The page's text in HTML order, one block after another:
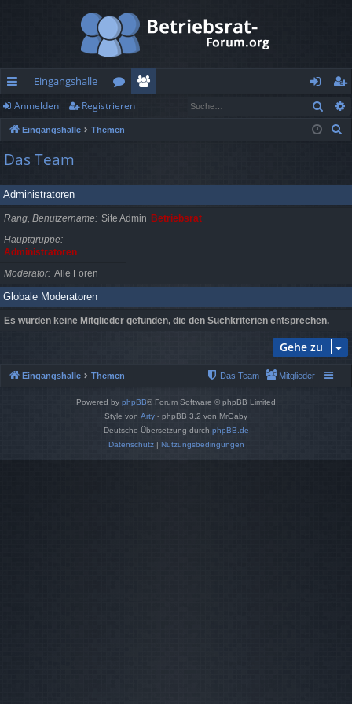
ch
ne
llz
ug
f
Eingangshalle
or
en
r
n
m
de
eg
ist
re
Anmelden Registrieren
Eingangshalle Themen
Das Team
Administratoren
Rang, Benutzername Site Admin Betriebsrat
Hauptgruppe
Administratoren
Moderator Alle Foren
Globale Moderatoren
Es wurden keine Mitglieder gefunden, die den Suchkriterien entsprechen.
Gehe zu
Eingangshalle Themen Mitglieder
Das Team
Powered by phpBB® Forum Software © phpBB Limited
Style von Arty - phpBB 3.2 von MrGaby
Deutsche Übersetzung durch phpBB.de
Datenschutz| Nutzungsbedingungen